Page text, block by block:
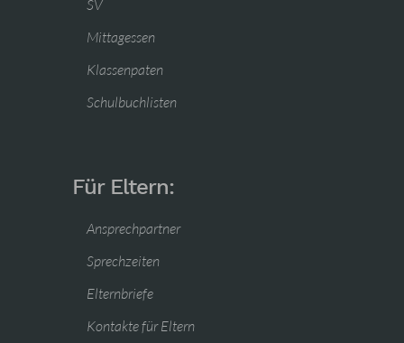
SV
Mittagessen
Klassenpaten
Schulbuchlisten
Für Eltern:
Ansprechpartner
Sprechzeiten
Elternbriefe
Kontakte für Eltern